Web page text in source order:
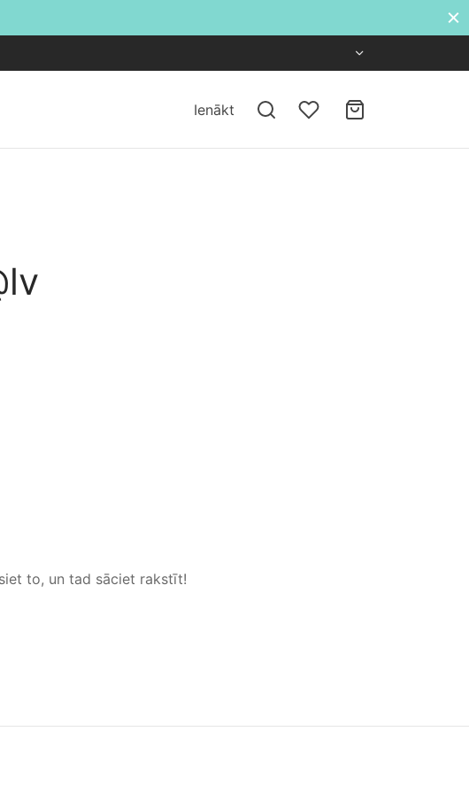
Ienākt
to, un tad sāciet rakstīt!